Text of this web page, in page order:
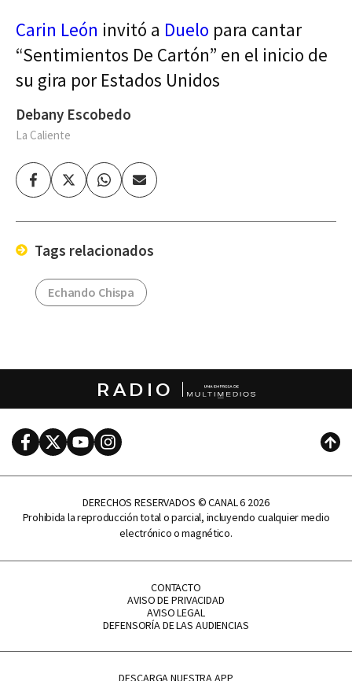
Carin León invitó a Duelo para cantar
“Sentimientos De Cartón” en el inicio de
su gira por Estados Unidos
Debany Escobedo
La Caliente
FacebookTwitterWhatsapp
Enviar
por
Tags relacionados
Echando Chispa
RADIO
FacebookTwitterYoutubeInstagram
DERECHOS RESERVADOS © CANAL 6 2026
Prohibida la reproducción total o parcial, incluyendo cualquier medio
electrónico o magnético.
CONTACTO
AVISO DE PRIVACIDAD
AVISO LEGAL
DEFENSORÍA DE LAS AUDIENCIAS
DESCARGA NUESTRA APP